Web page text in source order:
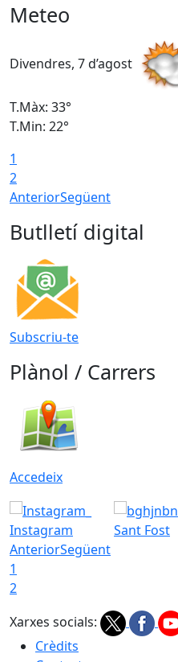
Meteo
Divendres, 7 d’agost
T.Màx: 33°
T.Min: 22°
1
2
AnteriorSegüent
Butlletí digital
Subscriu-te
Plànol / Carrers
Accedeix
Instagram
Sant Fost
AnteriorSegüent
1
2
Xarxes socials:
Crèdits